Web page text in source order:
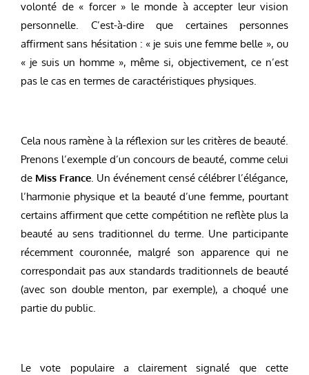
volonté de « forcer » le monde à accepter leur vision
personnelle. C’est-à-dire que certaines personnes
affirment sans hésitation : « je suis une femme belle », ou
« je suis un homme », même si, objectivement, ce n’est
pas le cas en termes de caractéristiques physiques.
Cela nous ramène à la réflexion sur les critères de beauté.
Prenons l’exemple d’un concours de beauté, comme celui
de Miss France. Un événement censé célébrer l’élégance,
l’harmonie physique et la beauté d’une femme, pourtant
certains affirment que cette compétition ne reflète plus la
beauté au sens traditionnel du terme. Une participante
récemment couronnée, malgré son apparence qui ne
correspondait pas aux standards traditionnels de beauté
(avec son double menton, par exemple), a choqué une
partie du public.
Le vote populaire a clairement signalé que cette